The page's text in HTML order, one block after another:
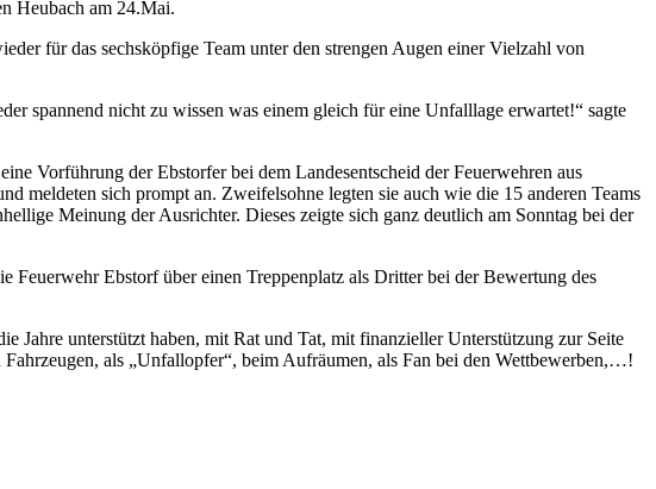
Heubach am 24.Mai.
für das sechsköpfige Team unter den strengen Augen einer Vielzahl von
spannend nicht zu wissen was einem gleich für eine Unfalllage erwartet!“ sagte
Vorführung der Ebstorfer bei dem Landesentscheid der Feuerwehren aus
meldeten sich prompt an. Zweifelsohne legten sie auch wie die 15 anderen Teams
Meinung der Ausrichter. Dieses zeigte sich ganz deutlich am Sonntag bei der
Ebstorf über einen Treppenplatz als Dritter bei der Bewertung des
Jahre unterstützt haben, mit Rat und Tat, mit finanzieller Unterstützung zur Seite
als „Unfallopfer“, beim Aufräumen, als Fan bei den Wettbewerben,…!